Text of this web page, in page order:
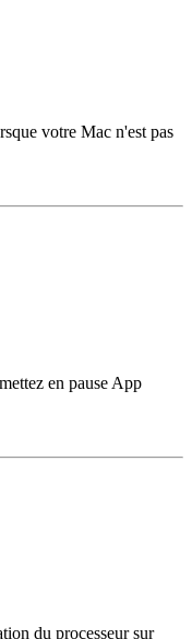
votre Mac n'est pas
en pause App
du processeur sur